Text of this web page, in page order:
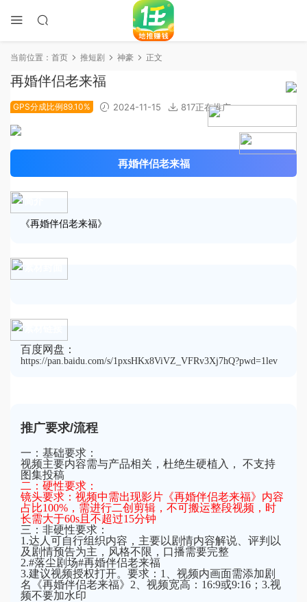
当前位置： 首页 推短剧 神豪 正文
再婚伴侣老来福
GPS分成比例89.10% 2024-11-15 817正在推广
2024-11-08上线
再婚伴侣老来福
《再婚伴侣老来福》
百度网盘：
https://pan.baidu.com/s/1pxsHKx8ViVZ_VFRv3Xj7hQ?pwd=1lev
推广要求/流程
一：基础要求：
视频主要内容需与产品相关，杜绝生硬植入， 不支持
图集投稿
二：硬性要求：
镜头要求：视频中需出现影片《再婚伴侣老来福》内容
占比100%，需进行二创剪辑，不可搬运整段视频，时
长需大于60s且不超过15分钟
三：非硬性要求：
1.达人可自行组织内容，主要以剧情内容解说、评判以
及剧情预告为主，风格不限，口播需要完整
2.#落尘剧场#再婚伴侣老来福
3.建议视频授权打开。要求：1、视频内画面需添加剧
名《再婚伴侣老来福》2、视频宽高：16:9或9:16；3.视
频不要加水印